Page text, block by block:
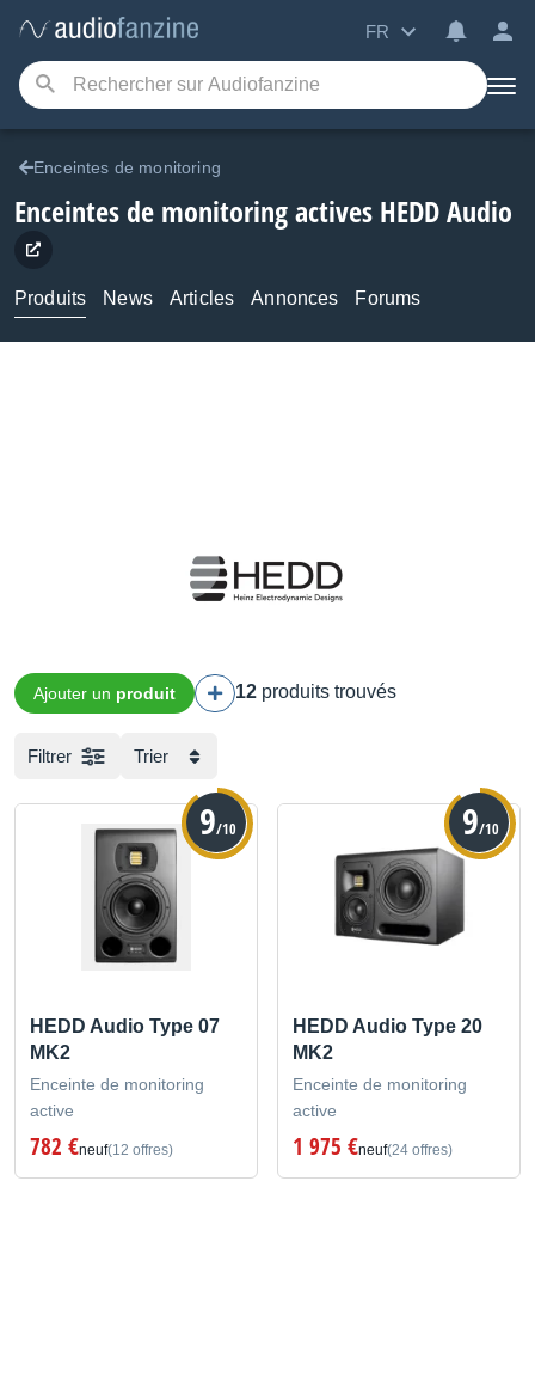
FR
Enceintes de monitoring
Enceintes de monitoring actives HEDD Audio
Produits News Articles Annonces Forums
Ajouter un produit 12 produits trouvés
Filtrer Trier
9/10
HEDD Audio Type 07
MK2
Enceinte de monitoring
active
782 €neuf(12 offres)
9/10
HEDD Audio Type 20
MK2
Enceinte de monitoring
active
1 975 €neuf(24 offres)